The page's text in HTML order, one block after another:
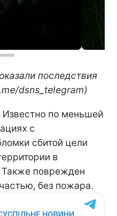
последствия
dsns_telegram)
Известно по меньшей
с
сбитой цели
в
Также поврежден
без пожара.